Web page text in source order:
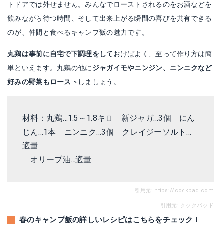
トドアでは外せません。みんなでローストされるのをお酒などを
飲みながら待つ時間、そして出来上がる瞬間の喜びを共有できる
のが、仲間と食べるキャンプ飯の魅力です。
丸鶏は事前に自宅で下調理をしておけばよく、至って作り方は簡
単といえます。丸鶏の他に ジャガイモやニンジン、ニンニクなど
好みの野菜もロースト しましょう。
材料：丸鶏…1.5～1.8キロ 新ジャガ…3個 にん
じん…1本 ニンニク…3個 クレイジーソルト …
適量
オリーブ油…適量
引用元: https://cookpad.com
引用元: クックパッド
春のキャンプ飯の詳しいレシピはこちらをチェック！